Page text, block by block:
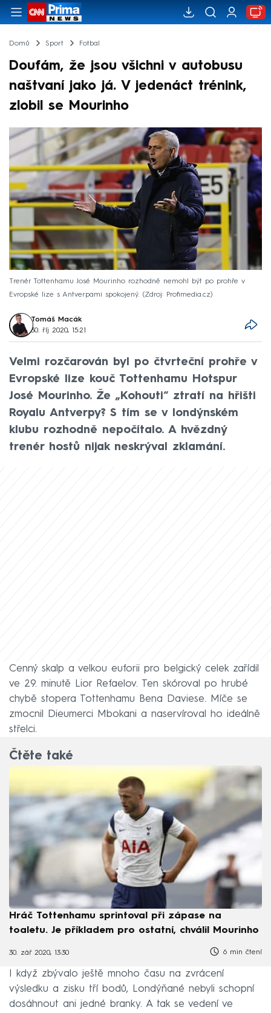
Domů Sport Fotbal
Doufám, že jsou všichni v autobusu
naštvaní jako já. V jedenáct trénink,
zlobil se Mourinho
Trenér Tottenhamu José Mourinho rozhodně nemohl být po prohře v
Evropské lize s Antverpami spokojený.
Zdroj: Profimedia.cz
Tomáš Macák
30. říj 2020, 15:21
Velmi rozčarován byl po čtvrteční prohře v
Evropské lize kouč Tottenhamu Hotspur
José Mourinho. Že „Kohouti“ ztratí na hřišti
Royalu Antverpy? S tím se v londýnském
klubu rozhodně nepočítalo. A hvězdný
trenér hostů nijak neskrýval zklamání.
Cenný skalp a velkou euforii pro belgický celek zařídil
ve 29. minutě Lior Refaelov. Ten skóroval po hrubé
chybě stopera Tottenhamu Bena Daviese. Míče se
zmocnil Dieumerci Mbokani a naservíroval ho ideálně
střelci.
Čtěte také
Hráč Tottenhamu sprintoval při zápase na
toaletu. Je příkladem pro ostatní, chválil Mourinho
30. zář 2020, 13:30 6 min čtení
I když zbývalo ještě mnoho času na zvrácení
výsledku a zisku tří bodů, Londýňané nebyli schopní
dosáhnout ani jedné branky. A tak se vedení ve